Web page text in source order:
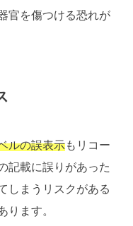
官を傷つける恐れが
ルの誤表示もリコー
記載に誤りがあった
しまうリスクがある
ります。